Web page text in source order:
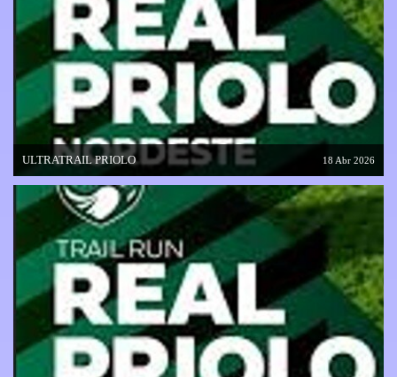
ULTRATRAIL PRIOLO 18 Abr 2026